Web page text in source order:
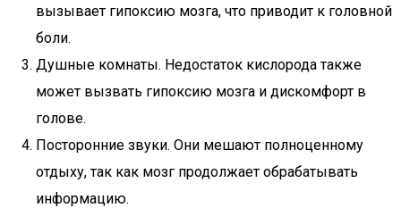
вызывает гипоксию мозга, что приводит к головной
боли.
Душные комнаты. Недостаток кислорода также
может вызвать гипоксию мозга и дискомфорт в
голове.
Посторонние звуки. Они мешают полноценному
отдыху, так как мозг продолжает обрабатывать
информацию.